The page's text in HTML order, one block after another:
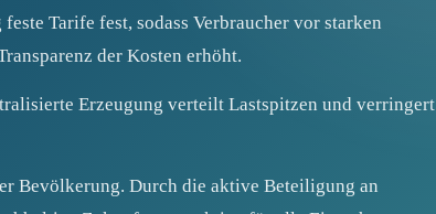
Tarife fest, sodass Verbraucher vor starken
der Kosten erhöht.
Erzeugung verteilt Lastspitzen und verringert
Bevölkerung. Durch die aktive Beteiligung an